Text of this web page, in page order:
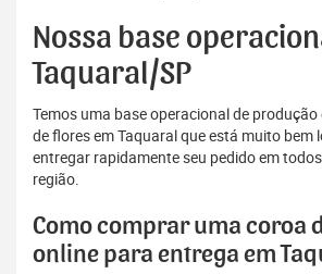
Nossa base
Taquaral/SP
Temos uma base operacional de
de flores em Taquaral que está muito bem
entregar rapidamente seu pedido em
região.
Como comprar uma coroa
online para entrega em